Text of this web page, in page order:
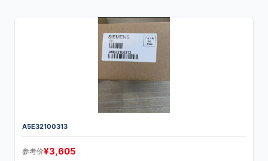
A5E32100313
参考价¥3,605